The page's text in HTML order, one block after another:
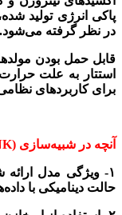
پاکی انرژی تولید
در نظر گرفته می­‌شود.
قابل حمل بودن
استتار به علت
برای کاربردهای
آنچه در شبیه‌سازی (MATLAB SIMULINK) خواهیم آموخت:
۱- ویژگی مدل
حالت دینامیکی با